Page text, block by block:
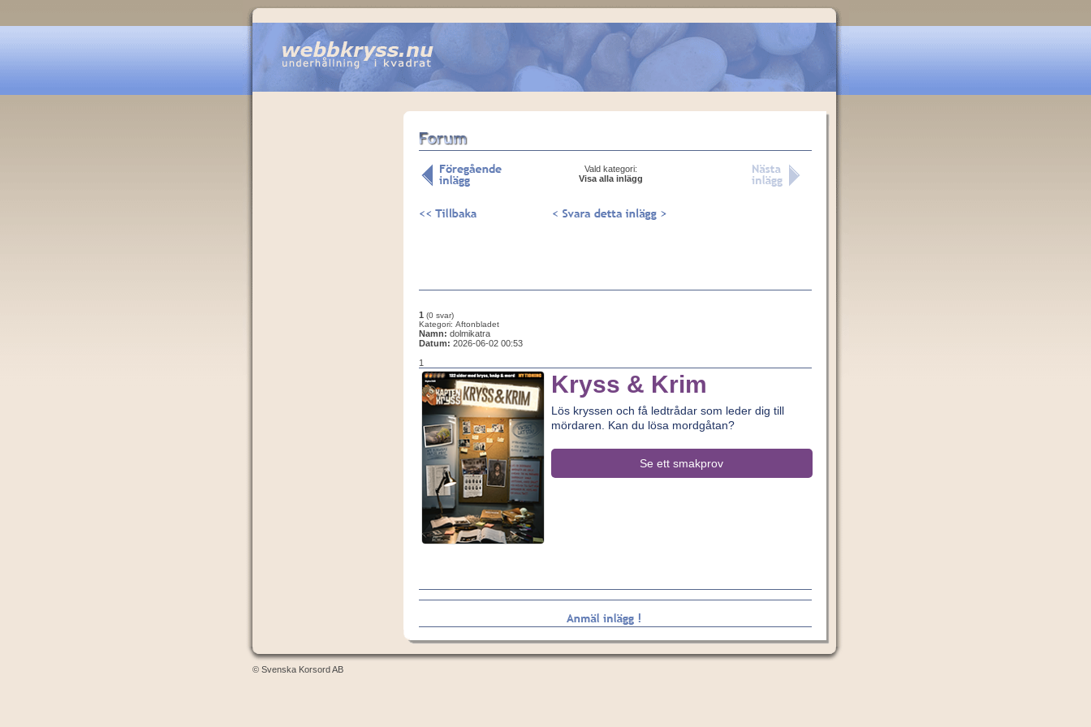
Vald kategori:
Visa alla inlägg
1 (0 svar)
Kategori: Aftonbladet
Namn: dolmikatra
Datum: 2026-06-02 00:53
1
Kryss & Krim
Lös kryssen och få ledtrådar som leder dig till
mördaren. Kan du lösa mordgåtan?
Se ett smakprov
© Svenska Korsord AB